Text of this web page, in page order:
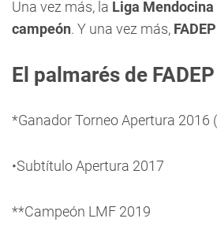
Una vez más, la Liga Mendocina
campeón. Y una vez más, FADEP
El palmarés de FADEP
*Ganador Torneo Apertura 2016
•Subtítulo Apertura 2017
**Campeón LMF 2019